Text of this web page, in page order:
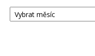
ARCHIV
PŘÍSPĚVKŮ